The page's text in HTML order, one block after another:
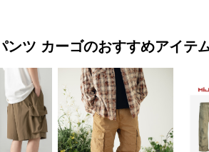
ンツ カーゴのおすすめアイテ